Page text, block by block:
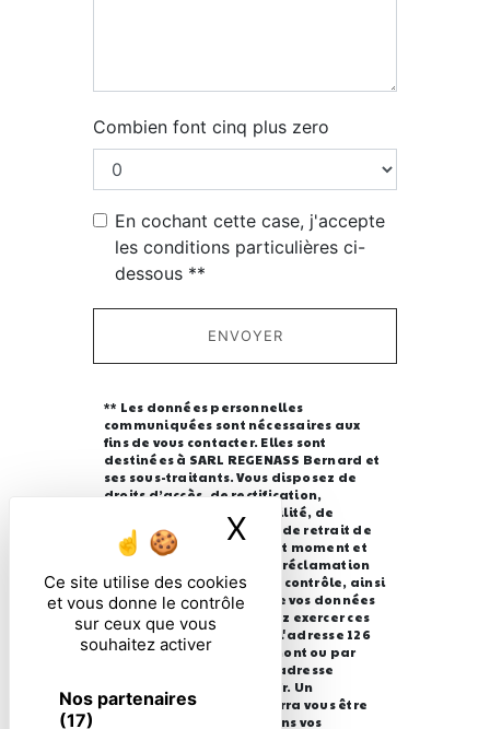
Ce site utilise des cookies
et vous donne le contrôle
sur ceux que vous
souhaitez activer
Nos partenaires
(17)
X Masquer le
Combien font cinq plus zero
En cochant cette case, j'accepte
les conditions particulières ci-
dessous **
ENVOYER
** Les données personnelles
communiquées sont nécessaires aux
fins de vous contacter. Elles sont
destinées à SARL REGENASS Bernard et
ses sous-traitants. Vous disposez de
droits d’accès, de rectification,
d’effacement, de portabilité, de
limitation, d’opposition, de retrait de
votre consentement à tout moment et
du droit d’introduire une réclamation
auprès d’une autorité de contrôle, ainsi
que d’organiser le sort de vos données
post-mortem. Vous pouvez exercer ces
droits par voie postale à l'adresse 126
La Hutte Haut 67130 Belmont ou par
courrier électronique à l'adresse
regenass.foret@orange.fr. Un
justificatif d'identité pourra vous être
demandé. Nous conservons vos